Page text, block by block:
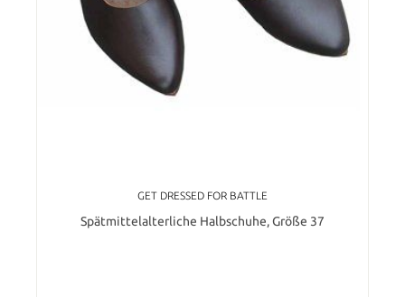
GET DRESSED FOR BATTLE
Spätmittelalterliche Halbschuhe, Größe 37